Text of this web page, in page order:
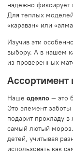
надежно фиксирует
Для теплых моделей
«караван» или
Изучив эти
выбору. А в нашем
из проверенных
Ассортимент
Наше одеяло — это
Это элемент
подарит прохладу
самый лютый
детей, учитывая
использовать как